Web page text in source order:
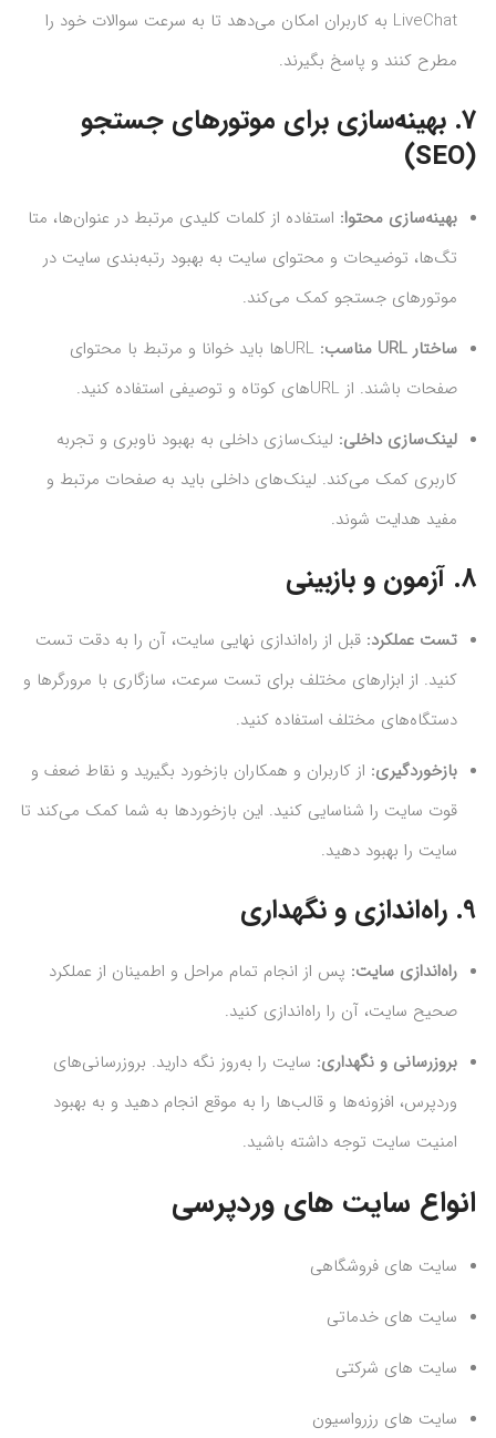
LiveChat به کاربران امکان می‌دهد تا به سرعت سوالات خود را
مطرح کنند و پاسخ بگیرند.
7. بهینه‌سازی برای موتورهای جستجو
(SEO)
بهینه‌سازی محتوا: استفاده از کلمات کلیدی مرتبط در عنوان‌ها، متا
تگ‌ها، توضیحات و محتوای سایت به بهبود رتبه‌بندی سایت در
موتورهای جستجو کمک می‌کند.
ساختار URL مناسب:
URLها باید خوانا و مرتبط با محتوای
صفحات باشند. از URLهای کوتاه و توصیفی استفاده کنید.
لینک‌سازی داخلی: لینک‌سازی داخلی به بهبود ناوبری و تجربه
کاربری کمک می‌کند. لینک‌های داخلی باید به صفحات مرتبط و
مفید هدایت شوند.
8. آزمون و بازبینی
تست عملکرد: قبل از راه‌اندازی نهایی سایت، آن را به دقت تست
کنید. از ابزارهای مختلف برای تست سرعت، سازگاری با مرورگرها و
دستگاه‌های مختلف استفاده کنید.
بازخوردگیری: از کاربران و همکاران بازخورد بگیرید و نقاط ضعف و
قوت سایت را شناسایی کنید. این بازخوردها به شما کمک می‌کند تا
سایت را بهبود دهید.
9. راه‌اندازی و نگهداری
راه‌اندازی سایت: پس از انجام تمام مراحل و اطمینان از عملکرد
صحیح سایت، آن را راه‌اندازی کنید.
بروزرسانی و نگهداری: سایت را به‌روز نگه دارید. بروزرسانی‌های
وردپرس، افزونه‌ها و قالب‌ها را به موقع انجام دهید و به بهبود
امنیت سایت توجه داشته باشید.
انواع سایت های وردپرسی
سایت های فروشگاهی
سایت های خدماتی
سایت های شرکتی
سایت های رزرواسیون